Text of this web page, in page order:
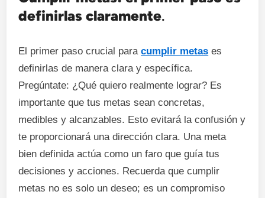
definirlas claramente.
El primer paso crucial paracumplir metas es
definirlas de manera clara y específica.
Pregúntate: ¿Qué quiero realmente lograr? Es
importante que tus metas sean concretas,
medibles y alcanzables. Esto evitará la confusión y
te proporcionará una dirección clara. Una meta
bien definida actúa como un faro que guía tus
decisiones y acciones. Recuerda que cumplir
metas no es solo un deseo; es un compromiso